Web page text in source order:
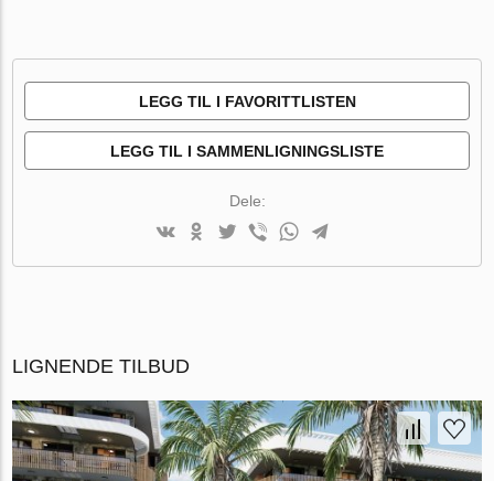
LEGG TIL I FAVORITTLISTEN
LEGG TIL I SAMMENLIGNINGSLISTE
Dele:
LIGNENDE TILBUD